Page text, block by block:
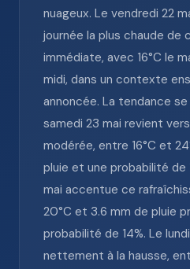
nuageux. Le vendredi 22
journée la plus chaude
immédiate, avec 16°C le
midi, dans un contexte
annoncée. La tendance
samedi 23 mai revient
modérée, entre 16°C et
pluie et une probabilité de
mai accentue ce
20°C et 3.6 mm de pluie
probabilité de 14%. Le
nettement à la hausse,